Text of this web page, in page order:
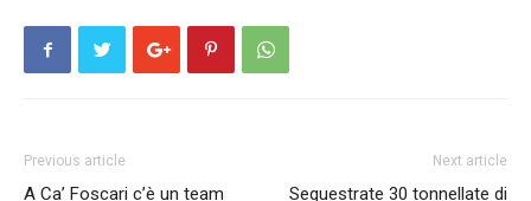
Previous article
A Ca’ Foscari c’è un team
Next article
Sequestrate 30 tonnellate di